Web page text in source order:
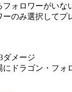
フォロワーがいな
ーのみ選択してプ
ダメージ
にドラゴン・フォ